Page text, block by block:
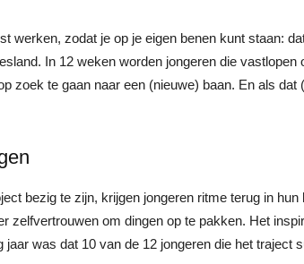
werken, zodat je op je eigen benen kunt staan:
In 12 weken worden jongeren die
zoek te gaan naar een (nieuwe) baan. En als
bezig te zijn, krijgen jongeren ritme terug in
zelfvertrouwen om dingen op te pakken. Het
jaar was dat 10 van de 12 jongeren die het traject